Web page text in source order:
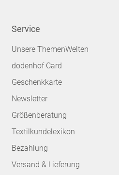
Service
Unsere ThemenWelten
dodenhof Card
Geschenkkarte
Newsletter
Größenberatung
Textilkundelexikon
Bezahlung
Versand & Lieferung